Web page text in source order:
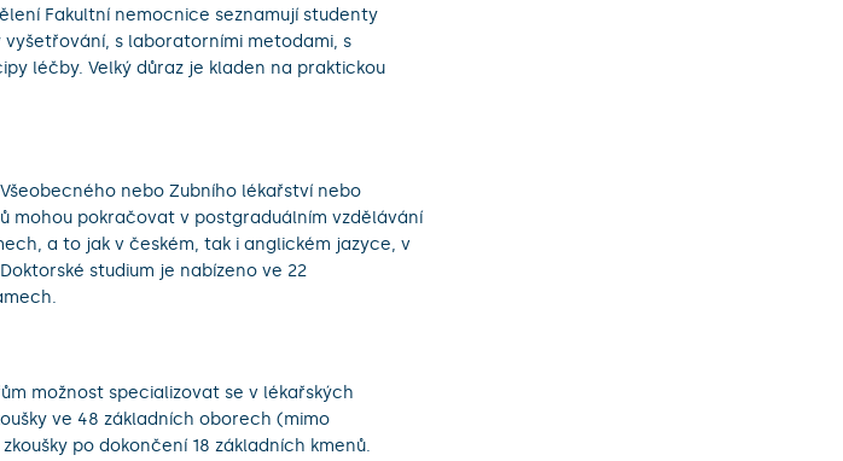
Fakultní nemocnice seznamují studenty
vyšetřování, s laboratorními metodami, s
léčby. Velký důraz je kladen na praktickou
nebo Zubního lékařství nebo
mohou pokračovat v postgraduálním vzdělávání
a to jak v českém, tak i anglickém jazyce, v
studium je nabízeno ve 22
možnost specializovat se v lékařských
ve 48 základních oborech (mimo
po dokončení 18 základních kmenů.